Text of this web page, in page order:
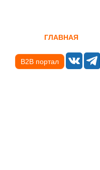
ГЛАВНАЯ
B2B портал